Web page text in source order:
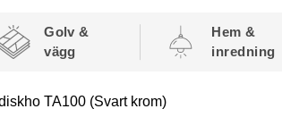
Golv &
vägg
Hem &
inredning
TA100 (Svart krom)